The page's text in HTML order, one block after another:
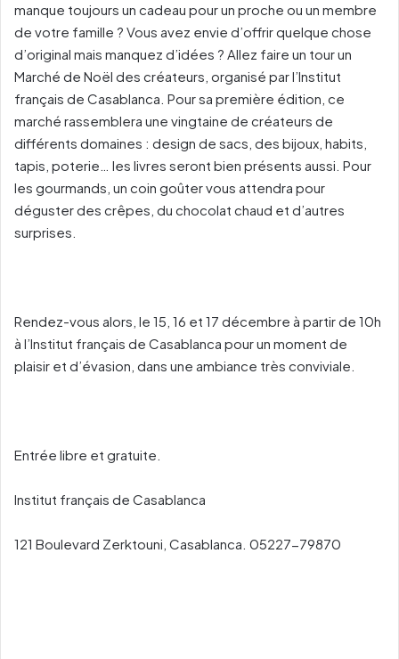
manque toujours un cadeau pour un proche ou un membre
de votre famille ? Vous avez envie d’offrir quelque chose
d’original mais manquez d’idées ? Allez faire un tour un
Marché de Noël des créateurs, organisé par l’Institut
français de Casablanca. Pour sa première édition, ce
marché rassemblera une vingtaine de créateurs de
différents domaines : design de sacs, des bijoux, habits,
tapis, poterie… les livres seront bien présents aussi. Pour
les gourmands, un coin goûter vous attendra pour
déguster des crêpes, du chocolat chaud et d’autres
surprises.
Rendez-vous alors, le 15, 16 et 17 décembre à partir de 10h
à l’Institut français de Casablanca pour un moment de
plaisir et d’évasion, dans une ambiance très conviviale.
Entrée libre et gratuite.
Institut français de Casablanca
121 Boulevard Zerktouni, Casablanca. 05227-79870